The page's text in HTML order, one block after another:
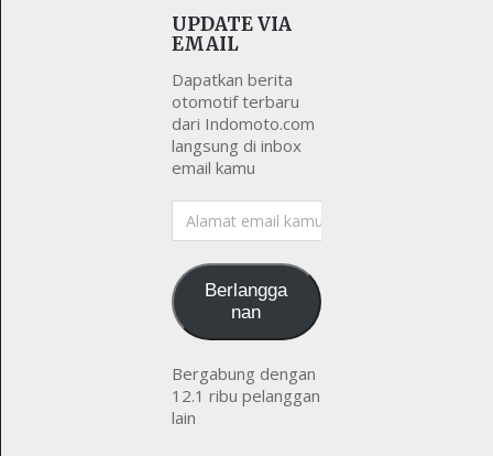
UPDATE VIA
EMAIL
Dapatkan berita
otomotif terbaru
dari Indomoto.com
langsung di inbox
email kamu
Alamat
email
Berlangga
nan
Bergabung dengan
12.1 ribu pelanggan
lain